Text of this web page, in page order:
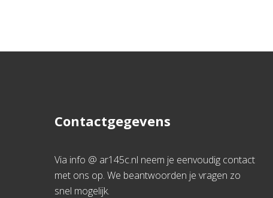
Contactgegevens
Via info @ ar145c.nl neem je eenvoudig contact
met ons op. We beantwoorden je vragen zo
snel mogelijk.